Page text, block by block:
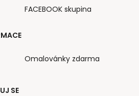
SE
FACEBOOK skupina
Omalovánky zdarma